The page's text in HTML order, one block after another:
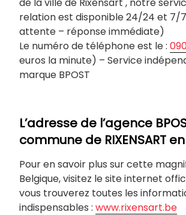
relation est disponible 24/24 et 7/
attente – réponse immédiate)
Le numéro de téléphone est le :
euros la minute) – Service
marque BPOST
L’adresse de l’agence
commune de RIXENSART en
Pour en savoir plus sur cette
Belgique, visitez le site internet
vous trouverez toutes les
indispensables : www.rixensart.be